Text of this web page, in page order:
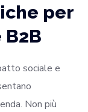
per
sociale e
Non più